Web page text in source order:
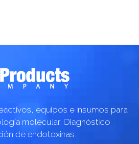
equipos e insumos para
molecular, Diagnóstico
de endotoxinas.